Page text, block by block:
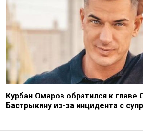
Курбан Омаров обратился к главе
Бастрыкину из-за инцидента с